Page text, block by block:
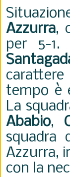
Azzurra,
per 5-1.
carattere
tempo è
La
Ababio,
squadra
Azzurra,
con la